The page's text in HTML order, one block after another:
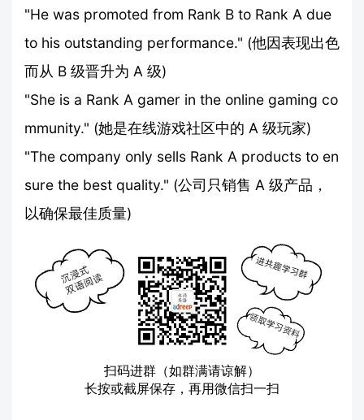
"He was promoted from Rank B to Rank A due
to his outstanding performance." (他因表现出色
而从 B 级晋升为 A 级)
"She is a Rank A gamer in the online gaming co
mmunity." (她是在线游戏社区中的 A 级玩家)
"The company only sells Rank A products to en
sure the best quality." (公司只销售 A 级产品，
以确保最佳质量)
扫码进群（如群满请谅解）
长按或截屏保存，再用微信扫一扫